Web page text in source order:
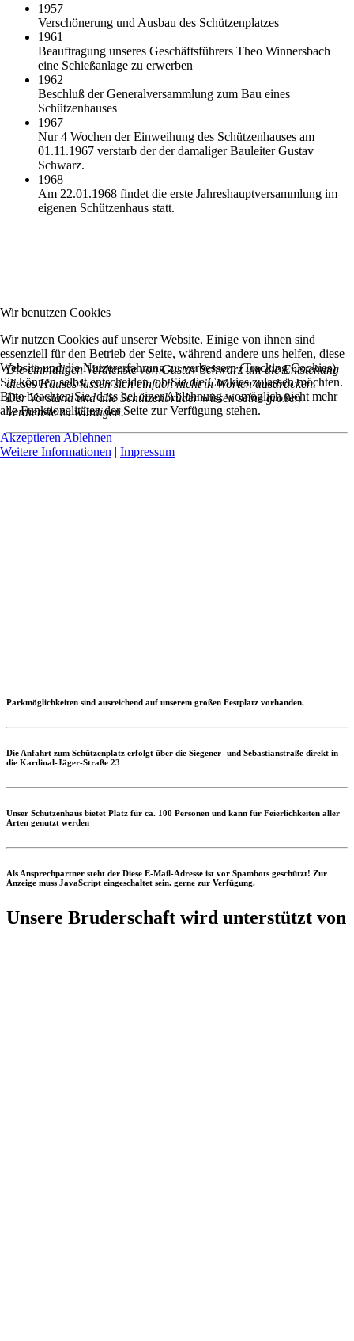
1957
Verschönerung und Ausbau des Schützenplatzes
1961
Beauftragung unseres Geschäftsführers Theo Winnersbach
eine Schießanlage zu erwerben
1962
Beschluß der Generalversammlung zum Bau eines
Schützenhauses
1967
Nur 4 Wochen der Einweihung des Schützenhauses am
01.11.1967 verstarb der der damaliger Bauleiter Gustav
Schwarz.
1968
Am 22.01.1968 findet die erste Jahreshauptversammlung im
eigenen Schützenhaus statt.
Die einmaligen Verdienste von Gustav Schwarz um die Entstehung
dieses Hauses lassen sich einfach nicht in Worten ausdrücken.
Der Vorstand und alle Schützenbrüder wissen seine großen
Verdienste zu würdigen.
Parkmöglichkeiten sind ausreichend auf unserem großen Festplatz vorhanden.
Die Anfahrt zum Schützenplatz erfolgt über die Siegener- und Sebastianstraße direkt in
die Kardinal-Jäger-Straße 23
Unser Schützenhaus bietet Platz für ca. 100 Personen und kann für Feierlichkeiten aller
Arten genutzt werden
Als Ansprechpartner steht der Diese E-Mail-Adresse ist vor Spambots geschützt! Zur
Anzeige muss JavaScript eingeschaltet sein. gerne zur Verfügung.
Unsere Bruderschaft wird unterstützt von
Wir benutzen Cookies
Wir nutzen Cookies auf unserer Website. Einige von ihnen sind
essenziell für den Betrieb der Seite, während andere uns helfen, diese
Website und die Nutzererfahrung zu verbessern (Tracking Cookies).
Sie können selbst entscheiden, ob Sie die Cookies zulassen möchten.
Bitte beachten Sie, dass bei einer Ablehnung womöglich nicht mehr
alle Funktionalitäten der Seite zur Verfügung stehen.
AkzeptierenAblehnen
Weitere Informationen | Impressum